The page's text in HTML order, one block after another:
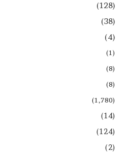
(128)
(38)
(4)
(1)
(8)
(8)
(1,780)
(14)
(124)
(2)